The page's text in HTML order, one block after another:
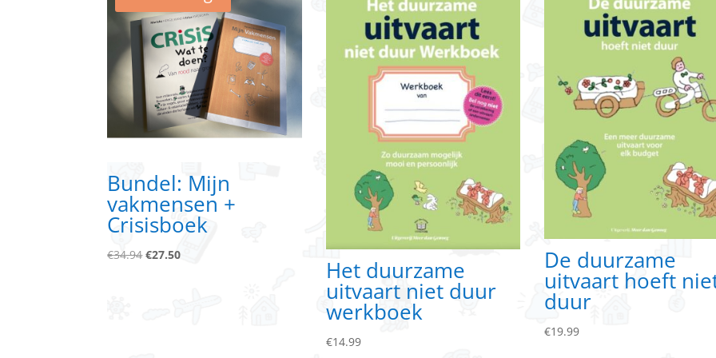
Bundel: Mijn
vakmensen +
Crisisboek
€34.94Oorspronkelijke
€27.50Huidige
Het duurzame
uitvaart niet duur
werkboek
€14.99
De duurzame
uitvaart hoeft
duur
€19.99